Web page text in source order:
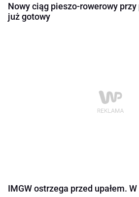
Nowy ciąg pieszo-rowerowy
już gotowy
IMGW ostrzega przed upałem.